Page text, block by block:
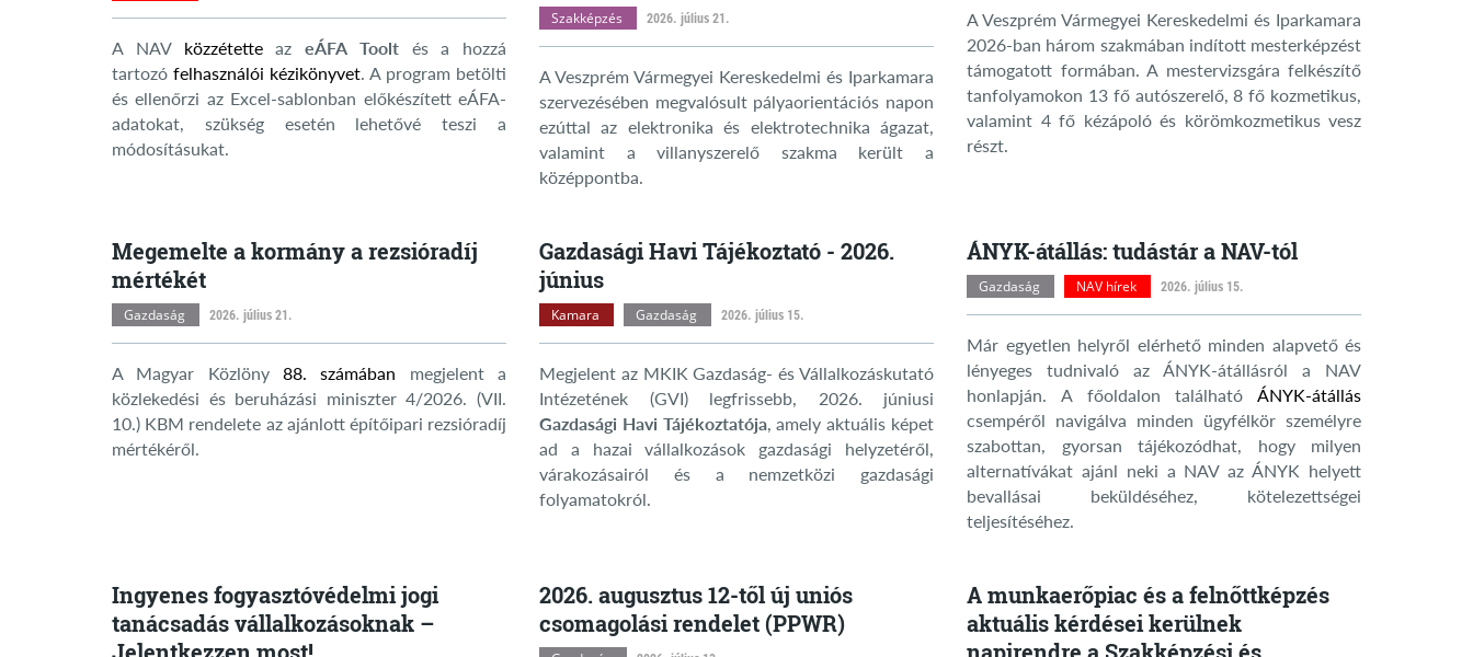
A NAV közzétetteaz eÁFA Tooltés a hozzá
tartozó felhasználói kézikönyvet . A program betölti
és ellenőrzi az Excel-sablonban előkészített eÁFA-
adatokat, szükség esetén lehetővé teszi a
módosításukat.
Szakképzés 2026. július 21.
A Veszprém Vármegyei Kereskedelmi és Iparkamara
szervezésében megvalósult pályaorientációs napon
ezúttal az elektronika és elektrotechnika ágazat,
valamint a villanyszerelő szakma került a
középpontba.
A Veszprém Vármegyei Kereskedelmi és Iparkamara
2026-ban három szakmában indított mesterképzést
támogatott formában. A mestervizsgára felkészítő
tanfolyamokon 13 fő autószerelő, 8 fő kozmetikus,
valamint 4 fő kézápoló és körömkozmetikus vesz
részt.
Megemelte a kormány a rezsióradíj
mértékét
Gazdaság 2026. július 21.
A Magyar Közlöny 88. számában megjelent a
közlekedési és beruházási miniszter 4/2026. (VII.
10.) KBM rendelete az ajánlott építőipari rezsióradíj
mértékéről.
Gazdasági Havi Tájékoztató - 2026.
június
Kamara Gazdaság 2026. július 15.
Megjelent az MKIK Gazdaság- és Vállalkozáskutató
Intézetének (GVI) legfrissebb, 2026. júniusi
Gazdasági Havi Tájékoztatója, amely aktuális képet
ad a hazai vállalkozások gazdasági helyzetéről,
várakozásairól és a nemzetközi gazdasági
folyamatokról.
ÁNYK-átállás: tudástár a NAV-tól
Gazdaság NAV hírek 2026. július 15.
Már egyetlen helyről elérhető minden alapvető és
lényeges tudnivaló az ÁNYK-átállásról a NAV
honlapján. A főoldalon található ÁNYK-átállás
csempéről navigálva minden ügyfélkör személyre
szabottan, gyorsan tájékozódhat, hogy milyen
alternatívákat ajánl neki a NAV az ÁNYK helyett
bevallásai beküldéséhez, kötelezettségei
teljesítéséhez.
Ingyenes fogyasztóvédelmi jogi
tanácsadás vállalkozásoknak –
Jelentkezzen most!
2026. augusztus 12-től új uniós
csomagolási rendelet (PPWR)
A munkaerőpiac és a felnőttképzés
aktuális kérdései kerülnek
napirendre a Szakképzési és